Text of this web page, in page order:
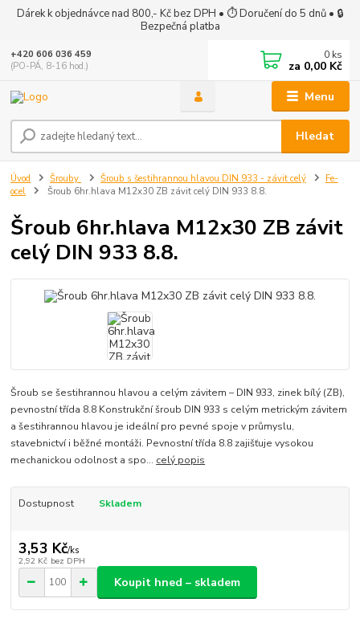
Dárek k objednávce nad 800,- Kč bez DPH • ⏱ Doručení do 5 dnů • 🔒
Bezpečná platba
Menu
Hledat
+420 606 036 459
(PO-PÁ, 8-16 hod.)
0 ks
za 0,00 Kč
Úvod Šrouby Šroub s šestihrannou hlavou DIN 933 - závit celý
Fe-
ocel
Šroub 6hr.hlava M12x30 ZB závit celý DIN 933 8.8.
Šroub 6hr.hlava M12x30 ZB závit
celý DIN 933 8.8.
Šroub se šestihrannou hlavou a celým závitem – DIN 933, zinek bílý (ZB),
pevnostní třída 8.8 Konstrukční šroub DIN 933 s celým metrickým závitem
a šestihrannou hlavou je ideální pro pevné spoje v průmyslu,
stavebnictví i běžné montáži. Pevnostní třída 8.8 zajišťuje vysokou
mechanickou odolnost a spo... celý popis
Dostupnost Skladem
3,53 Kč/ks
2,92 Kč bez DPH
Koupit hned – skladem